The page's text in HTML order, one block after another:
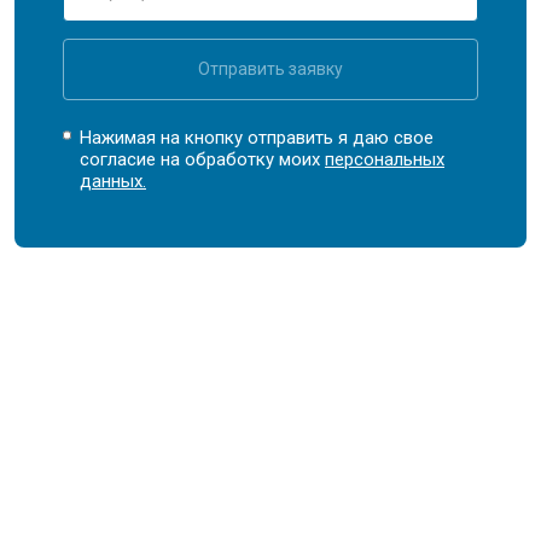
Отправить заявку
Нажимая на кнопку отправить я даю свое
согласие на обработку моихперсональных
данных.